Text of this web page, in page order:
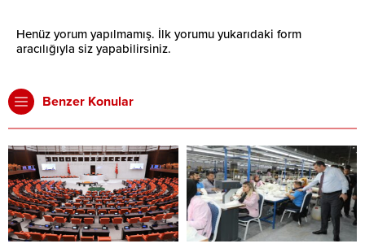
Henüz yorum yapılmamış. İlk yorumu yukarıdaki form
aracılığıyla siz yapabilirsiniz.
Benzer Konular